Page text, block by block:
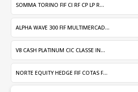
SOMMA TORINO FIF CI RF CP LP R...
ALPHA WAVE 300 FIF MULTIMERCAD...
V8 CASH PLATINUM CIC CLASSE IN...
NORTE EQUITY HEDGE FIF COTAS F...